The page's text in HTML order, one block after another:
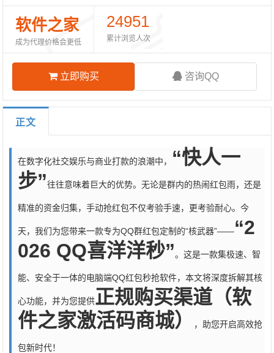
软件之家
成为代理价格会更低
24951
累计浏览人次
立即购买 咨询QQ
正文
在数字化社交娱乐与商业打款的浪潮中， “快人一
步”往往意味着巨大的优势。无论是群内的热闹红包雨，还是
精准的资金归集，手动抢红包不仅考验手速，更考验耐心。今
天，我们为您带来一款专为QQ群红包定制的“核武器”——“2
026 QQ喜洋洋秒”。这是一款集极速、智
能、安全于一体的电脑端QQ红包秒抢软件，本文将深度拆解其核
心功能，并为您提供正规购买渠道（软
件之家激活码商城）
，助您开启高效抢
包新时代！